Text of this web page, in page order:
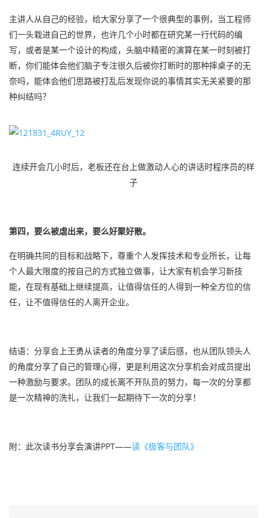
主讲人从自己的经验，给大家分享了一个很典型的事例，当工程师
们一头栽进自己的世界，也许几个小时都在研究某一行代码的编
写，或者是某一个设计的构成，头脑中精密的演算在某一时刻被打
断，你们能体会他们脑子专注很久后被你打断时的那种摔桌子的无
奈吗，能体会他们思路被打乱后发现你说的事情其实无关紧要的那
种纠结吗？
连续开会几小时后，老板还在台上做激动人心的讲话时程序员的样
子
第四，要么被虐出来，要么好聚好散。
在明确共同的目标和战略下，尊重个人发挥技术和专业所长，让每
个人最大限度的按自己的方式独立做事，让大家有机会学习新技
能，在现有基础上继续提高，让值得信任的人得到一种全方位的信
任，让不值得信任的人离开企业。
结语：分享会上王勇从读者的角度分享了读后感，也从团队领头人
的角度分享了自己的管理心得，更是利用这次分享机会对成员提出
一种激励与要求。团队的成长离不开队员的努力，每一次的分享都
是一次精神的洗礼，让我们一起期待下一次的分享！
附：此次读书分享会演讲PPT——读《极客与团队》